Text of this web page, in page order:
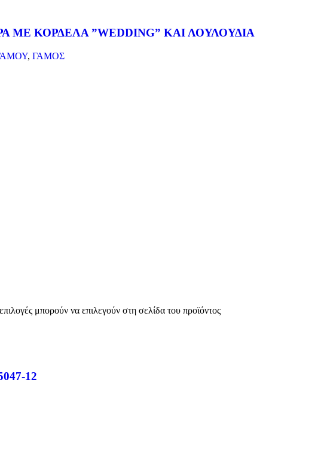
ΚΟΡΔΕΛΑ ”WEDDING” ΚΑΙ ΛΟΥΛΟΥΔΙΑ
, ΓΑΜΟΣ
μπορούν να επιλεγούν στη σελίδα του προϊόντος
12